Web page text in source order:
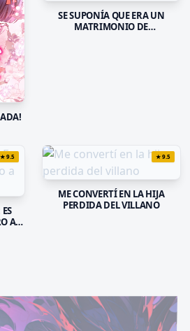
SE SUPONÍA QUE ERA UN
MATRIMONIO DE
★9.5
A
★9.5
ME CONVERTÍ EN LA HIJA
PERDIDA DEL VILLANO